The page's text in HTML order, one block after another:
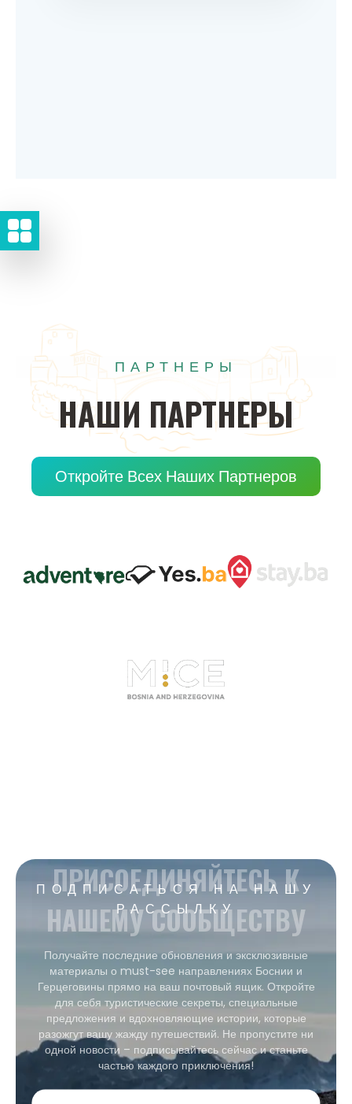
ПАРТНЕРЫ
НАШИ ПАРТНЕРЫ
Откройте Всех Наших Партнеров
ПОДПИСАТЬСЯ НА НАШУ
РАССЫЛКУ
ПРИСОЕДИНЯЙТЕСЬ К
НАШЕМУ СООБЩЕСТВУ
Получайте последние обновления и эксклюзивные
материалы о must-see направлениях Боснии и
Герцеговины прямо на ваш почтовый ящик. Откройте
для себя туристические секреты, специальные
предложения и вдохновляющие истории, которые
разожгут вашу жажду путешествий. Не пропустите ни
одной новости – подписывайтесь сейчас и станьте
частью каждого приключения!